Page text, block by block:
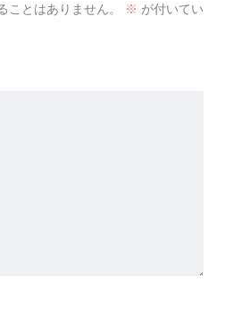
ことはありません。 ※ が付いてい